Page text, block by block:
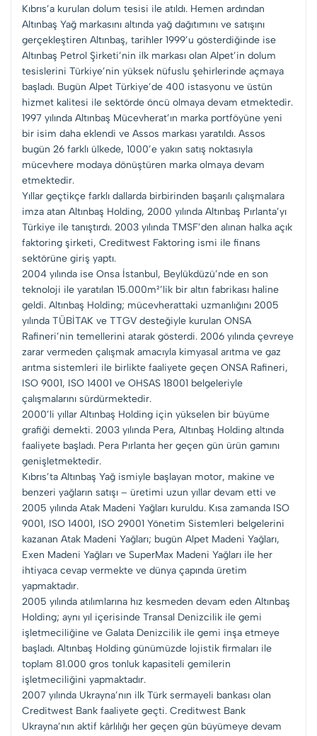
Kıbrıs’a kurulan dolum tesisi ile atıldı. Hemen ardından
Altınbaş Yağ markasını altında yağ dağıtımını ve satışını
gerçekleştiren Altınbaş, tarihler 1999’u gösterdiğinde ise
Altınbaş Petrol Şirketi’nin ilk markası olan Alpet’in dolum
tesislerini Türkiye’nin yüksek nüfuslu şehirlerinde açmaya
başladı. Bugün Alpet Türkiye’de 400 istasyonu ve üstün
hizmet kalitesi ile sektörde öncü olmaya devam etmektedir.
1997 yılında Altınbaş Mücevherat’ın marka portföyüne yeni
bir isim daha eklendi ve Assos markası yaratıldı. Assos
bugün 26 farklı ülkede, 1000’e yakın satış noktasıyla
mücevhere modaya dönüştüren marka olmaya devam
etmektedir.
Yıllar geçtikçe farklı dallarda birbirinden başarılı çalışmalara
imza atan Altınbaş Holding, 2000 yılında Altınbaş Pırlanta’yı
Türkiye ile tanıştırdı. 2003 yılında TMSF’den alınan halka açık
faktoring şirketi, Creditwest Faktoring ismi ile finans
sektörüne giriş yaptı.
2004 yılında ise Onsa İstanbul, Beylükdüzü’nde en son
teknoloji ile yaratılan 15.000m²’lik bir altın fabrikası haline
geldi. Altınbaş Holding; mücevherattaki uzmanlığını 2005
yılında TÜBİTAK ve TTGV desteğiyle kurulan ONSA
Rafineri’nin temellerini atarak gösterdi. 2006 yılında çevreye
zarar vermeden çalışmak amacıyla kimyasal arıtma ve gaz
arıtma sistemleri ile birlikte faaliyete geçen ONSA Rafineri,
ISO 9001, ISO 14001 ve OHSAS 18001 belgeleriyle
çalışmalarını sürdürmektedir.
2000’li yıllar Altınbaş Holding için yükselen bir büyüme
grafiği demekti. 2003 yılında Pera, Altınbaş Holding altında
faaliyete başladı. Pera Pırlanta her geçen gün ürün gamını
genişletmektedir.
Kıbrıs’ta Altınbaş Yağ ismiyle başlayan motor, makine ve
benzeri yağların satışı – üretimi uzun yıllar devam etti ve
2005 yılında Atak Madeni Yağları kuruldu. Kısa zamanda ISO
9001, ISO 14001, ISO 29001 Yönetim Sistemleri belgelerini
kazanan Atak Madeni Yağları; bugün Alpet Madeni Yağları,
Exen Madeni Yağları ve SuperMax Madeni Yağları ile her
ihtiyaca cevap vermekte ve dünya çapında üretim
yapmaktadır.
2005 yılında atılımlarına hız kesmeden devam eden Altınbaş
Holding; aynı yıl içerisinde Transal Denizcilik ile gemi
işletmeciliğine ve Galata Denizcilik ile gemi inşa etmeye
başladı. Altınbaş Holding günümüzde lojistik firmaları ile
toplam 81.000 gros tonluk kapasiteli gemilerin
işletmeciliğini yapmaktadır.
2007 yılında Ukrayna’nın ilk Türk sermayeli bankası olan
Creditwest Bank faaliyete geçti. Creditwest Bank
Ukrayna’nın aktif kârlılığı her geçen gün büyümeye devam